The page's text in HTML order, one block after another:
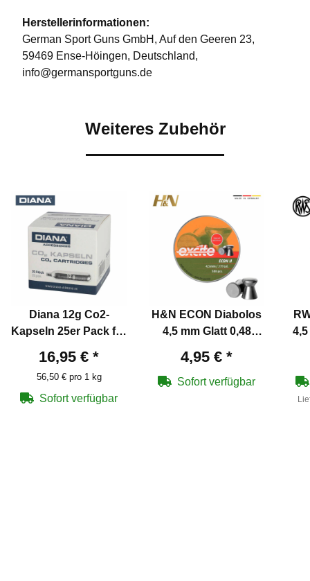
Herstellerinformationen:
German Sport Guns GmbH, Auf den Geeren 23,
59469 Ense-Höingen, Deutschland,
info@germansportguns.de
Weiteres Zubehör
Diana 12g Co2-
Kapseln 25er Pack für
16,95 € *
56,50 € pro 1 kg
Sofort verfügbar
H&N ECON Diabolos
4,5 mm Glatt 0,48
4,95 € *
Sofort verfügbar